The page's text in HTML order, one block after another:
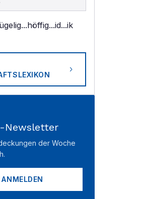
...höffig...id...ik
Newsletter
der Woche